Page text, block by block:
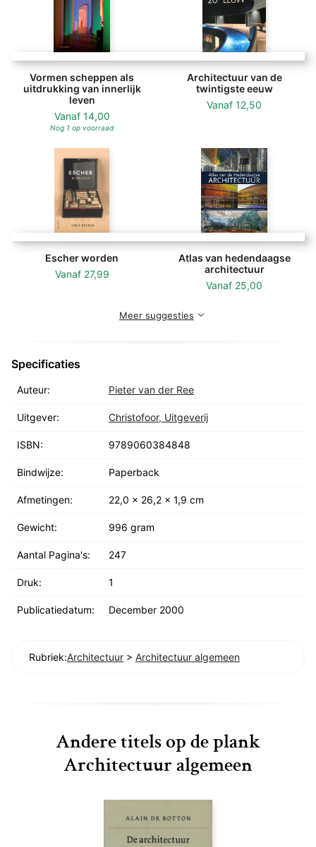
Vormen scheppen als
uitdrukking van innerlijk
leven
Vanaf 14,00
Nog 1 op voorraad
Architectuur van de
twintigste eeuw
Vanaf 12,50
Escher worden
Vanaf 27,99
Atlas van hedendaagse
architectuur
Vanaf 25,00
Meer suggesties
Specificaties
Auteur: Pieter van der Ree
Uitgever: Christofoor, Uitgeverij
ISBN: 9789060384848
Bindwijze: Paperback
Afmetingen: 22,0 x 26,2 x 1,9 cm
Gewicht: 996 gram
Aantal Pagina's: 247
Druk: 1
Publicatiedatum: December 2000
Rubriek:Architectuur > Architectuur algemeen
Andere titels op de plank
Architectuur algemeen